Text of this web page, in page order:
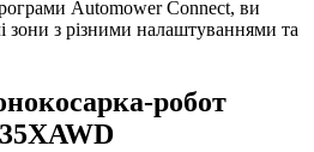
Automower Connect, ви
зони з різними налаштуваннями та
робот